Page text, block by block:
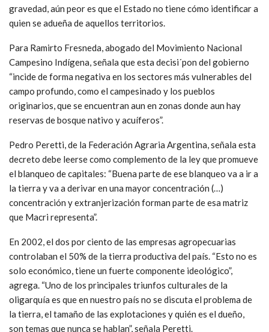
gravedad, aún peor es que el Estado no tiene cómo identificar a
quien se adueña de aquellos territorios.
Para Ramirto Fresneda, abogado del Movimiento Nacional
Campesino Indígena, señala que esta decisi´pon del gobierno
“incide de forma negativa en los sectores más vulnerables del
campo profundo, como el campesinado y los pueblos
originarios, que se encuentran aun en zonas donde aun hay
reservas de bosque nativo y acuíferos”.
Pedro Peretti, de la Federación Agraria Argentina, señala esta
decreto debe leerse como complemento de la ley que promueve
el blanqueo de capitales: “Buena parte de ese blanqueo va a ir a
la tierra y va a derivar en una mayor concentración (…)
concentración y extranjerización forman parte de esa matriz
que Macri representa”.
En 2002, el dos por ciento de las empresas agropecuarias
controlaban el 50% de la tierra productiva del país. “Esto no es
solo económico, tiene un fuerte componente ideológico”,
agrega. “Uno de los principales triunfos culturales de la
oligarquía es que en nuestro país no se discuta el problema de
la tierra, el tamaño de las explotaciones y quién es el dueño,
son temas que nunca se hablan”, señala Peretti.